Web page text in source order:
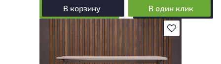
В корзину В один клик
В избранное